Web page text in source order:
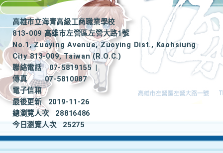
高雄市立海青高級工商職業學校
813-009 高雄市左營區左營大路1號
No.1, Zuoying Avenue, Zuoying Dist., Kaohsiung
City 813-009, Taiwan (R.O.C.)
聯絡電話
07-5819155
|
傳真
07-5810087
電子信箱
最後更新
2019-11-26
總瀏覽人次
28816486
今日瀏覽人次
25275